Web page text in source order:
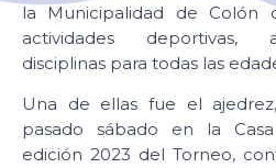
la Municipalidad de Colón
actividades deportivas,
disciplinas para todas las
Una de ellas fue el
pasado sábado en la
edición 2023 del Torneo,